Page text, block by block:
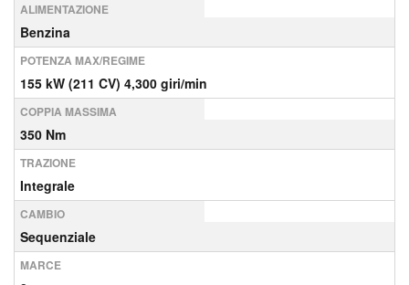
ALIMENTAZIONE
Benzina
POTENZA MAX/REGIME
155 kW (211 CV) 4,300 giri/min
COPPIA MASSIMA
350 Nm
TRAZIONE
Integrale
CAMBIO
Sequenziale
MARCE